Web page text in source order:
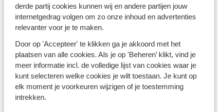
derde partij cookies kunnen wij en andere partijen jouw
internetgedrag volgen om zo onze inhoud en advertenties
relevanter voor je te maken.
Door op 'Accepteer' te klikken ga je akkoord met het
plaatsen van alle cookies. Als je op 'Beheren’ klikt, vind je
meer informatie incl. de volledige lijst van cookies waar je
kunt selecteren welke cookies je wilt toestaan. Je kunt op
elk moment je voorkeuren wijzigen of je toestemming
intrekken.
Winterzon Egypte: all-in
vanaf €599 p.p.
Bekijk deals